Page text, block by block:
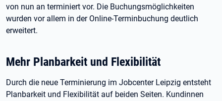
von nun an terminiert vor. Die Buchungsmöglichkeiten
wurden vor allem in der Online-Terminbuchung deutlich
erweitert.
Mehr Planbarkeit und Flexibilität
Durch die neue Terminierung im Jobcenter Leipzig entsteht
Planbarkeit und Flexibilität auf beiden Seiten. Kundinnen